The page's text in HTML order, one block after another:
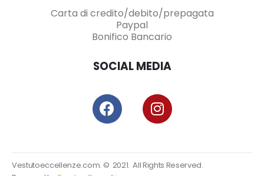
Carta di credito/debito/prepagata
Paypal
Bonifico Bancario
SOCIAL MEDIA
Vestutoeccellenze.com. © 2021. All Rights Reserved.